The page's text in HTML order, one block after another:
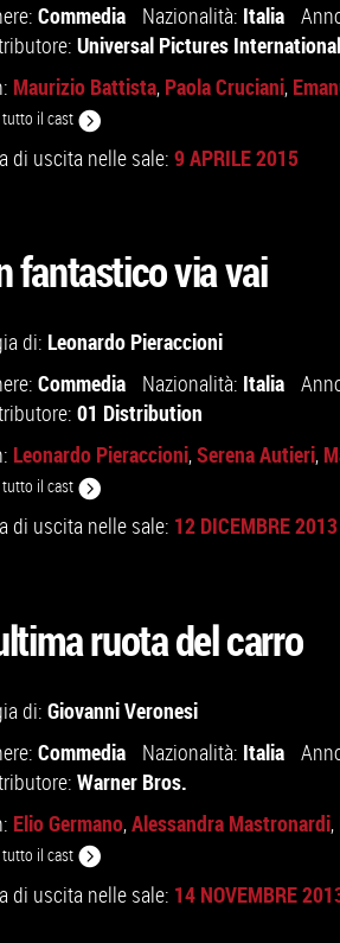
Commedia Nazionalità: Italia
Universal Pictures
Maurizio Battista, Paola Cruciani,
tutto il cast
di uscita nelle sale: 9 APRILE 2015
fantastico via vai
di: Leonardo Pieraccioni
Commedia Nazionalità: Italia
01 Distribution
Leonardo Pieraccioni,Serena Autieri,
tutto il cast
di uscita nelle sale: 12 DICEMBRE 2013
ruota del carro
di: Giovanni Veronesi
Commedia Nazionalità: Italia
Warner Bros.
Elio Germano,Alessandra Mastronardi,
tutto il cast
di uscita nelle sale: 14 NOVEMBRE